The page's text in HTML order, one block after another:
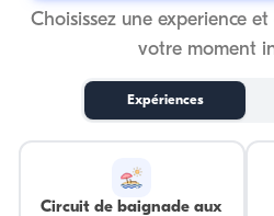
Choisissez une experience
votre moment
Expériences
Circuit de baignade aux